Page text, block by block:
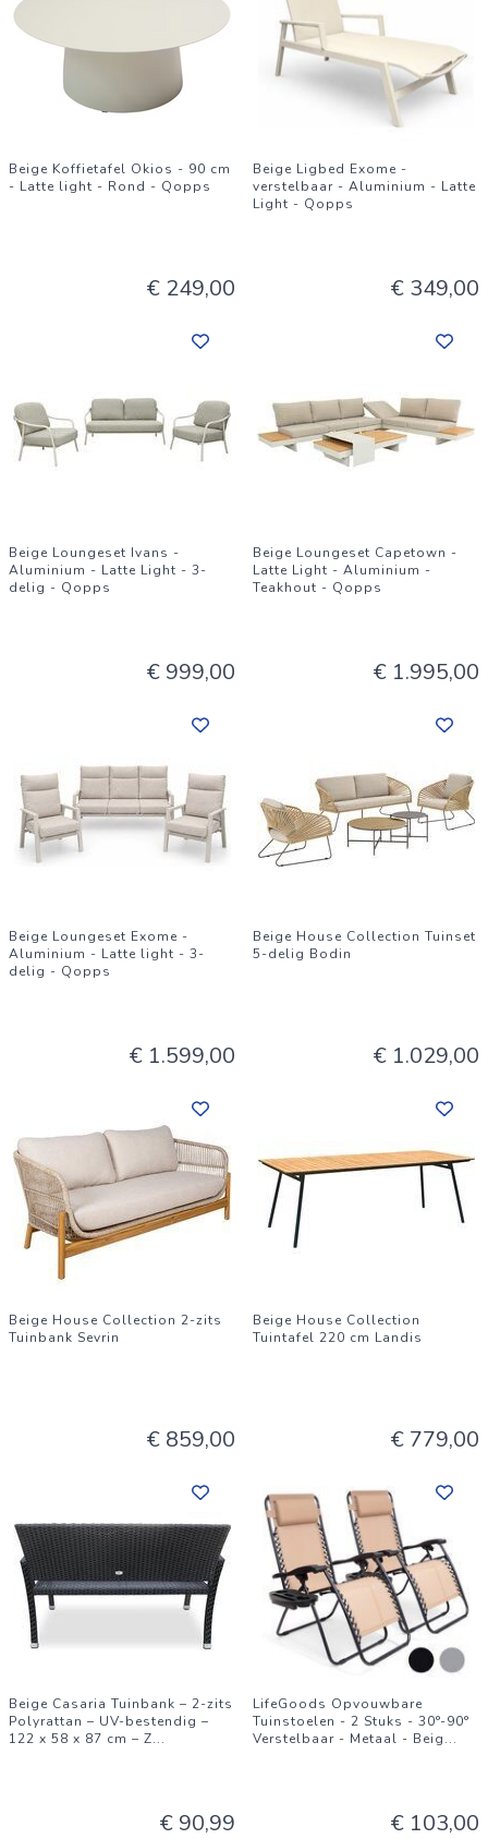
Beige Koffietafel Okios - 90 cm
- Latte light - Rond - Qopps
€ 249,00
Beige Ligbed Exome -
verstelbaar - Aluminium - Latte
Light - Qopps
€ 349,00
Beige Loungeset Ivans -
Aluminium - Latte Light - 3-
delig - Qopps
€ 999,00
Beige Loungeset Capetown -
Latte Light - Aluminium -
Teakhout - Qopps
€ 1.995,00
Beige Loungeset Exome -
Aluminium - Latte light - 3-
delig - Qopps
€ 1.599,00
Beige House Collection Tuinset
5-delig Bodin
€ 1.029,00
Beige House Collection 2-zits
Tuinbank Sevrin
€ 859,00
Beige House Collection
Tuintafel 220 cm Landis
€ 779,00
Beige Casaria Tuinbank – 2-zits
Polyrattan – UV-bestendig –
122 x 58 x 87 cm – Z...
€ 90,99
LifeGoods Opvouwbare
Tuinstoelen - 2 Stuks - 30°-90°
Verstelbaar - Metaal - Beig...
€ 103,00